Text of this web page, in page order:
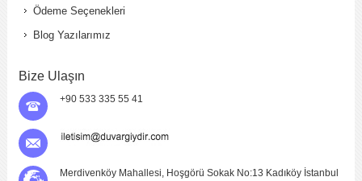
Ödeme Seçenekleri
Blog Yazılarımız
Bize Ulaşın
+90 533 335 55 41
Merdivenköy Mahallesi, Hoşgörü Sokak No:13 Kadıköy İstanbul